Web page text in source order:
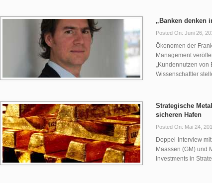
„Banken denken
Posted On: Juni 26,
Ökonomen der
Management
„Kundennutzen von
Wissenschaftler
Strategische
sicheren Hafen
Posted On: Mai 24,
Doppel-Interview
Maassen (GM) und
Investments in